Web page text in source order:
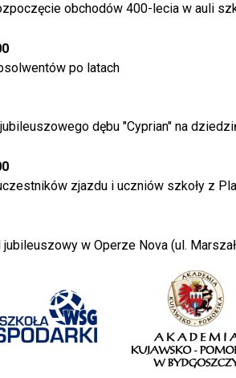
obchodów 400-lecia w auli
po latach
dębu "Cyprian" na
zjazdu i uczniów szkoły z
jubileuszowy w Operze Nova (ul.